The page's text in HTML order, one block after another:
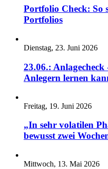
Portfolio Check: So
Portfolios
Dienstag, 23. Juni 2026
23.06.:
Anlegern lernen
Freitag, 19. Juni 2026
„In sehr volatilen
bewusst zwei
Mittwoch, 13. Mai 2026